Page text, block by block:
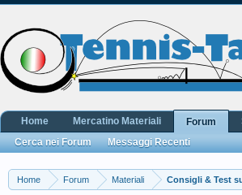
Home Forum Materiali Consigli & Test
Home Mercatino Materiali
Forum
Cerca nei Forum
Messaggi Recenti